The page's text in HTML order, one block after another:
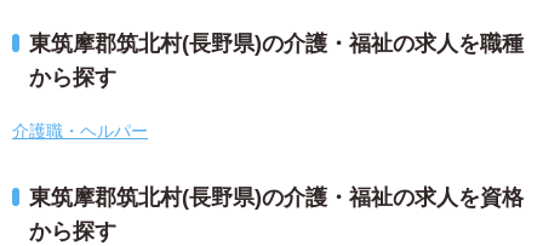
東筑摩郡筑北村(長野県)の介護・福祉の求人を職種
から探す
介護職・ヘルパー
東筑摩郡筑北村(長野県)の介護・福祉の求人を資格
から探す